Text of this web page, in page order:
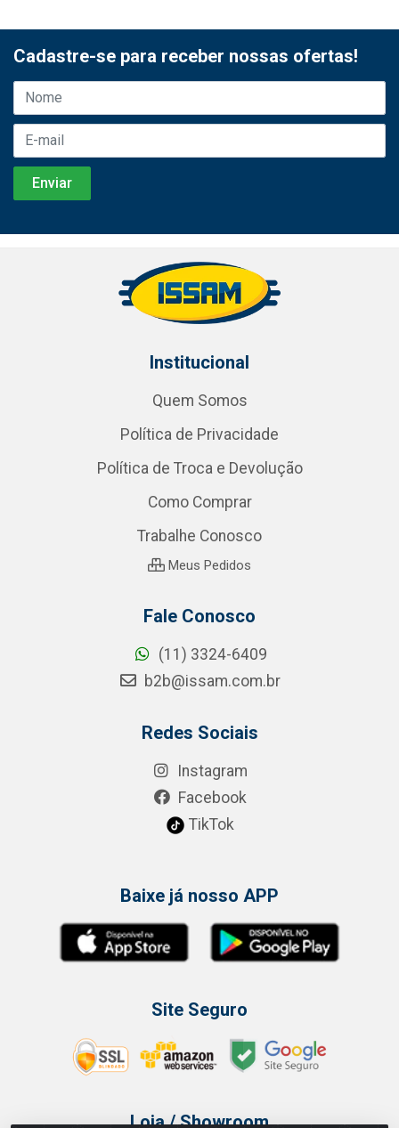
Cadastre-se para receber nossas ofertas!
Institucional
Quem Somos
Política de Privacidade
Política de Troca e Devolução
Como Comprar
Trabalhe Conosco
Meus Pedidos
Fale Conosco
(11) 3324-6409
b2b@issam.com.br
Redes Sociais
Instagram
Facebook
TikTok
Baixe já nosso APP
Site Seguro
Loja / Showroom